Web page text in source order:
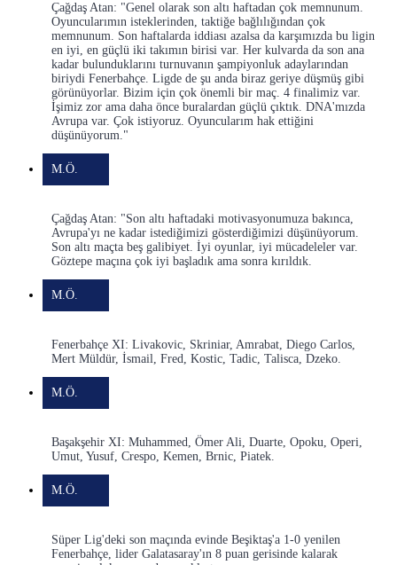
Çağdaş Atan: "Genel olarak son altı haftadan çok memnunum.
Oyuncularımın isteklerinden, taktiğe bağlılığından çok
memnunum. Son haftalarda iddiası azalsa da karşımızda bu ligin
en iyi, en güçlü iki takımın birisi var. Her kulvarda da son ana
kadar bulunduklarını turnuvanın şampiyonluk adaylarından
biriydi Fenerbahçe. Ligde de şu anda biraz geriye düşmüş gibi
görünüyorlar. Bizim için çok önemli bir maç. 4 finalimiz var.
İşimiz zor ama daha önce buralardan güçlü çıktık. DNA'mızda
Avrupa var. Çok istiyoruz. Oyuncularım hak ettiğini
düşünüyorum."
M.Ö.
Çağdaş Atan: "Son altı haftadaki motivasyonumuza bakınca,
Avrupa'yı ne kadar istediğimizi gösterdiğimizi düşünüyorum.
Son altı maçta beş galibiyet. İyi oyunlar, iyi mücadeleler var.
Göztepe maçına çok iyi başladık ama sonra kırıldık.
M.Ö.
Fenerbahçe XI: Livakovic, Skriniar, Amrabat, Diego Carlos,
Mert Müldür, İsmail, Fred, Kostic, Tadic, Talisca, Dzeko.
M.Ö.
Başakşehir XI: Muhammed, Ömer Ali, Duarte, Opoku, Operi,
Umut, Yusuf, Crespo, Kemen, Brnic, Piatek.
M.Ö.
Süper Lig'deki son maçında evinde Beşiktaş'a 1-0 yenilen
Fenerbahçe, lider Galatasaray'ın 8 puan gerisinde kalarak